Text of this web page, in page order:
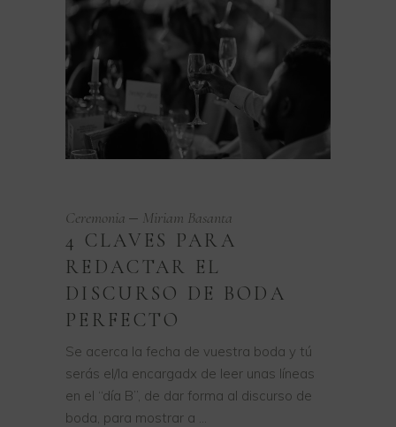
Ceremonia Miriam Basanta
4 CLAVES PARA
REDACTAR EL
DISCURSO DE BODA
PERFECTO
Se acerca la fecha de vuestra boda y tú
serás el/la encargadx de leer unas líneas
en el “día B”, de dar forma al discurso de
boda, para mostrar a